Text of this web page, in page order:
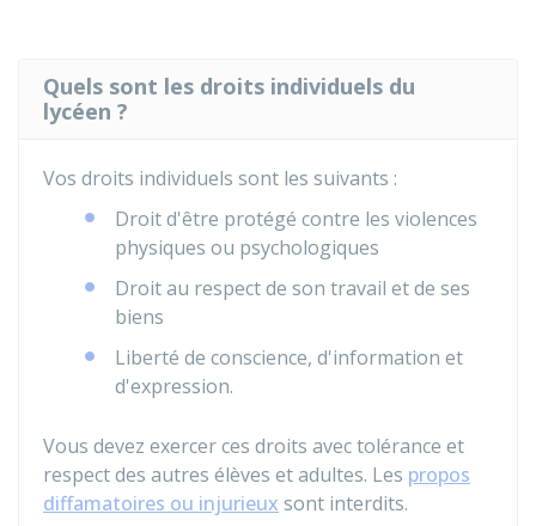
Quels sont les droits individuels du
lycéen ?
Vos droits individuels sont les suivants :
Droit d'être protégé contre les violences
physiques ou psychologiques
Droit au respect de son travail et de ses
biens
Liberté de conscience, d'information et
d'expression.
Vous devez exercer ces droits avec tolérance et
respect des autres élèves et adultes. Les propos
diffamatoires ou injurieux sont interdits.